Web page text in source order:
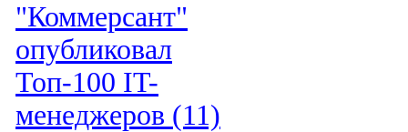
"Коммерсант"
опубликовал
Топ-100 IT-
менеджеров (11)